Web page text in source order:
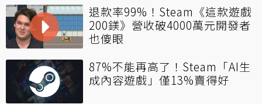
退款率99%！Steam《這款遊戲
200鎂》營收破4000萬元開發者
也傻眼
87%不能再高了！Steam「AI生
成內容遊戲」僅13%賣得好